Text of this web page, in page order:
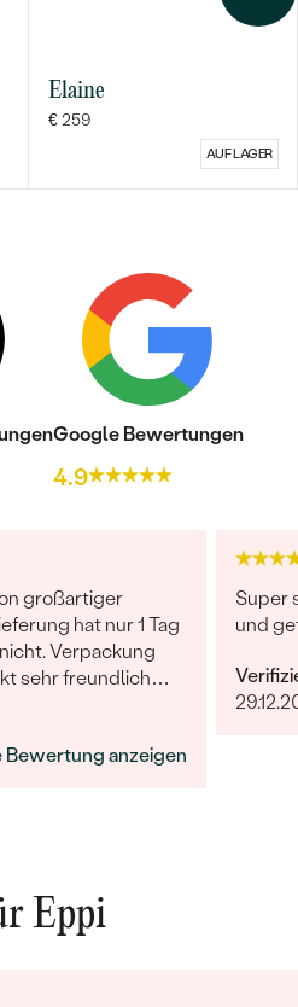
Elaine
€ 259
AUF LAGER
Google Bewertungen
4.9
großartiger
hat nur 1 Tag
Verpackung
sehr freundlich
Dank
Bewertung anzeigen
Super
und
Eppi